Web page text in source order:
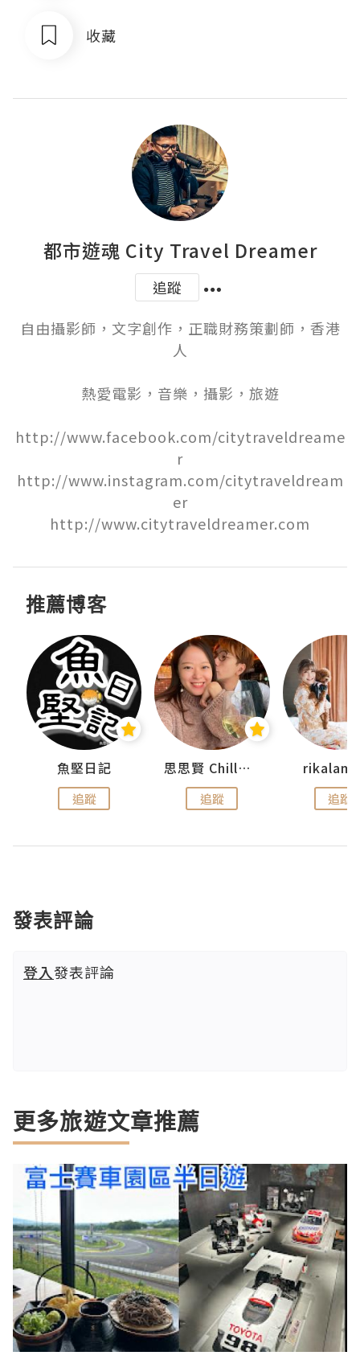
收藏
都市遊魂 City Travel Dreamer
追蹤
自由攝影師，文字創作，正職財務策劃師，香港
人
熱愛電影，音樂，攝影，旅遊
http://www.facebook.com/citytraveldreame
r
http://www.instagram.com/citytraveldream
er
http://www.citytraveldreamer.com
推薦博客
魚堅日記
追蹤
思思賢 ChillMyBabe
追蹤 追蹤
發表評論
登入發表評論
更多旅遊文章推薦